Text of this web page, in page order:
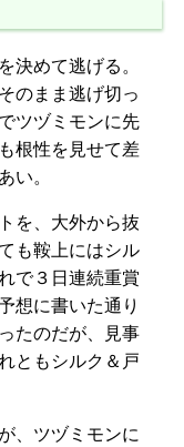
めて逃げる。
のまま逃げ切っ
ツヅミモンに先
根性を見せて差
い。
を、大外から抜
も鞍上にはシル
で３日連続重賞
想に書いた通り
たのだが、見事
ともシルク＆戸
、ツヅミモンに